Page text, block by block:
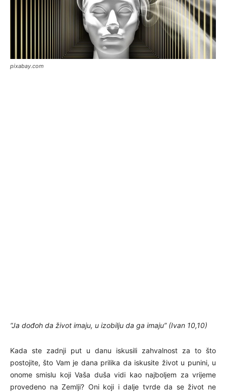
pixabay.com
“Ja dođoh da život imaju, u izobilju da ga imaju” (Ivan 10,10)
Kada ste zadnji put u danu iskusili zahvalnost za to što
postojite, što Vam je dana prilika da iskusite život u punini, u
onome smislu koji Vaša duša vidi kao najboljem za vrijeme
provedeno na Zemlji? Oni koji i dalje tvrde da se život ne